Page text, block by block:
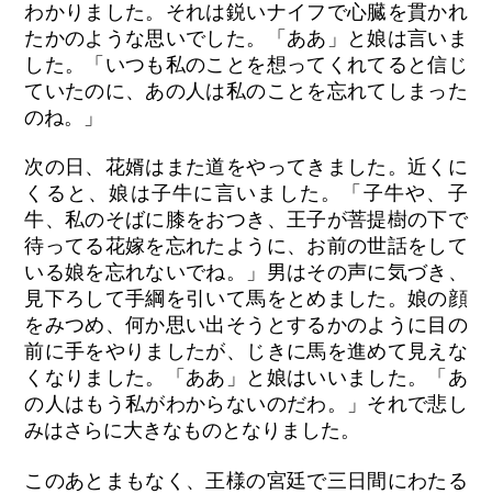
わかりました。それは鋭いナイフで心臓を貫かれ
たかのような思いでした。「ああ」と娘は言いま
した。「いつも私のことを想ってくれてると信じ
ていたのに、あの人は私のことを忘れてしまった
のね。」
次の日、花婿はまた道をやってきました。近くに
くると、娘は子牛に言いました。「子牛や、子
牛、私のそばに膝をおつき、王子が菩提樹の下で
待ってる花嫁を忘れたように、お前の世話をして
いる娘を忘れないでね。」男はその声に気づき、
見下ろして手綱を引いて馬をとめました。娘の顔
をみつめ、何か思い出そうとするかのように目の
前に手をやりましたが、じきに馬を進めて見えな
くなりました。「ああ」と娘はいいました。「あ
の人はもう私がわからないのだわ。」それで悲し
みはさらに大きなものとなりました。
このあとまもなく、王様の宮廷で三日間にわたる